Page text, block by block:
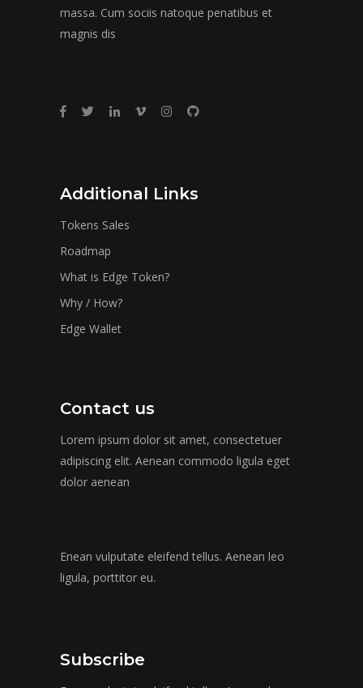
massa. Cum sociis natoque penatibus et
magnis dis
Additional Links
Tokens Sales
Roadmap
What is Edge Token?
Why / How?
Edge Wallet
Contact us
Lorem ipsum dolor sit amet, consectetuer
adipiscing elit. Aenean commodo ligula eget
dolor aenean
Enean vulputate eleifend tellus. Aenean leo
ligula, porttitor eu.
Subscribe